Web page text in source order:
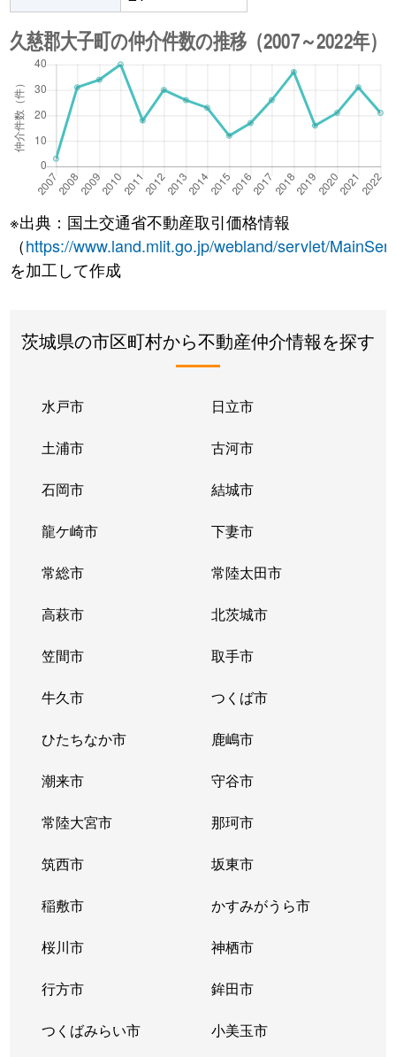
※出典：国土交通省不動産取引価格情報
（https://www.land.mlit.go.jp/webland/servlet/
を加工して作成
茨城県の市区町村から不動産仲介情報を探す
水戸市 日立市
土浦市 古河市
石岡市 結城市
龍ケ崎市 下妻市
常総市 常陸太田市
高萩市 北茨城市
笠間市 取手市
牛久市 つくば市
ひたちなか市 鹿嶋市
潮来市 守谷市
常陸大宮市 那珂市
筑西市 坂東市
稲敷市 かすみがうら市
桜川市 神栖市
行方市 鉾田市
つくばみらい市 小美玉市